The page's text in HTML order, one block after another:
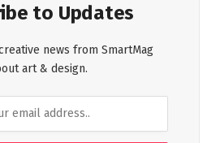
to Updates
news from SmartMag
art & design.